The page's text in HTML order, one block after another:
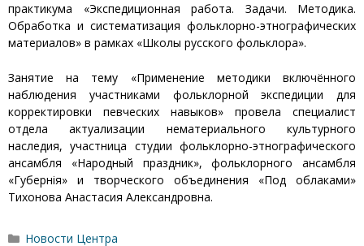
практикума «Экспедиционная работа. Задачи. Методика.
Обработка и систематизация фольклорно-этнографических
материалов» в рамках «Школы русского фольклора».
Занятие на тему «Применение методики включённого
наблюдения участниками фольклорной экспедиции для
корректировки певческих навыков» провела специалист
отдела актуализации нематериального культурного
наследия, участница студии фольклорно-этнографического
ансамбля «Народный праздник», фольклорного ансамбля
«Губернiя» и творческого объединения «Под облаками»
Тихонова Анастасия Александровна.
Рубрики
Новости Центра